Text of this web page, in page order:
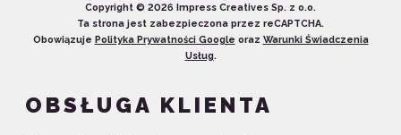
Copyright © 2026 Impress Creatives Sp. z o.o.
Ta strona jest zabezpieczona przez reCAPTCHA.
Obowiązuje Polityka Prywatności Google oraz Warunki Świadczenia
Usług.
OBSŁUGA KLIENTA